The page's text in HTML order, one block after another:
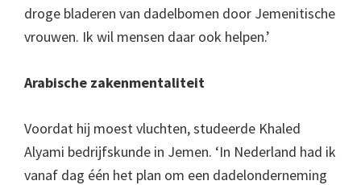
droge bladeren van dadelbomen door Jemenitische
vrouwen. Ik wil mensen daar ook helpen.’
Arabische zakenmentaliteit
Voordat hij moest vluchten, studeerde Khaled
Alyami bedrijfskunde in Jemen. ‘In Nederland had ik
vanaf dag één het plan om een dadelonderneming